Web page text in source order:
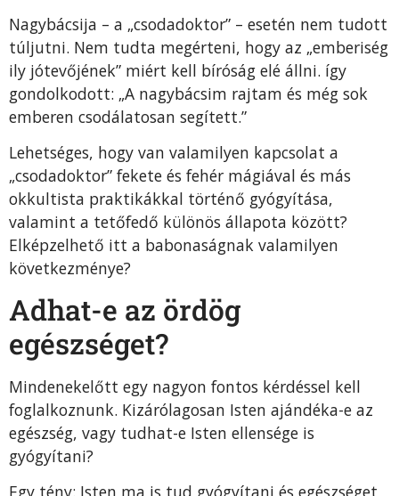
Nagybácsija – a „csodadoktor” – esetén nem tudott
túl­jutni. Nem tudta megérteni, hogy az „emberiség
ily jóte­vőjének” miért kell bíróság elé állni. így
gondolkodott: „A nagybácsim rajtam és még sok
emberen csodálatosan segített.”
Lehetséges, hogy van valamilyen kapcsolat a
„csoda­doktor” fekete és fehér mágiával és más
okkultista prak­tikákkal történő gyógyítása,
valamint a tetőfedő különös állapota között?
Elképzelhető itt a babonaságnak valami­lyen
következménye?
Adhat-e az ördög
egészséget?
Mindenekelőtt egy nagyon fontos kérdéssel kell
fog­lalkoznunk. Kizárólagosan Isten ajándéka-e az
egészség, vagy tudhat-e Isten ellensége is
gyógyítani?
Egy tény: Isten ma is tud gyógyítani és egészséget